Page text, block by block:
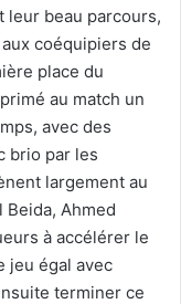
leur beau parcours,
coéquipiers de
place du
au match un
avec des
brio par les
largement au
Beida, Ahmed
à accélérer le
jeu égal avec
terminer ce